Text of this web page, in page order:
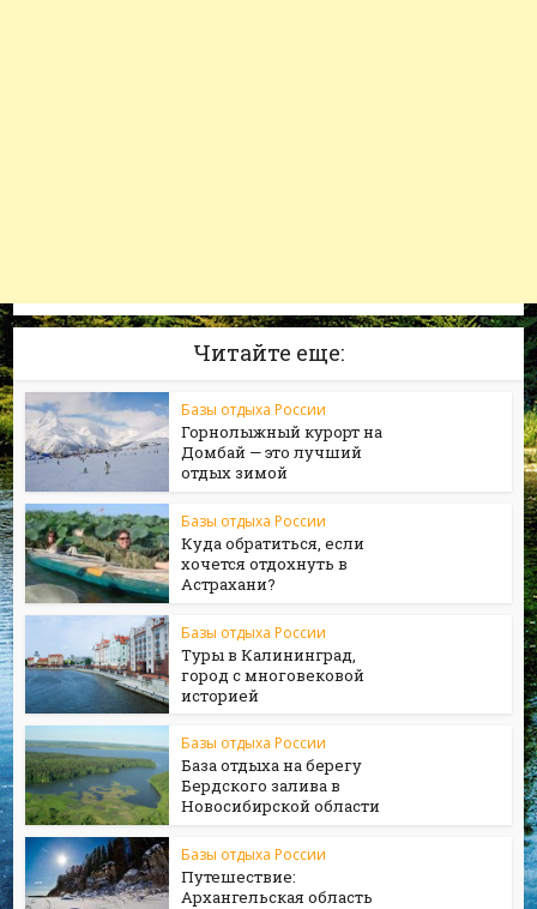
Читайте еще:
Базы отдыха России
Горнолыжный курорт на
Домбай — это лучший
отдых зимой
Базы отдыха России
Куда обратиться, если
хочется отдохнуть в
Астрахани?
Базы отдыха России
Туры в Калининград,
город с многовековой
историей
Базы отдыха России
База отдыха на берегу
Бердского залива в
Новосибирской области
Базы отдыха России
Путешествие:
Архангельская область